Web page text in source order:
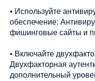
• Используйте
обеспечение:
фишинговые сайты и
• Включайте
Двухфакторная
дополнительный